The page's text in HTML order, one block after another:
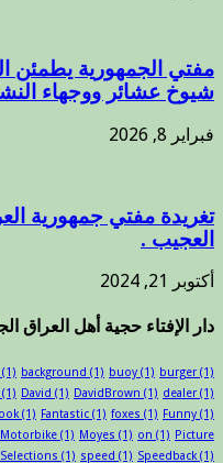
مفتي الجمهورية يطمئن
شيوخ عشائر ووجهاء
فبراير 8, 2026
تغريدة مفتي جمهورية
العجيب .
أكتوبر 21, 2024
دار الإفتاء حجية أهل العراق
(1) background (1) buoy (1) burger (1)
(1) David (1) DavidBrown (1) dealer (1)
(1) Fantastic (1) foxes (1) Funny (1)
Motorbike (1) Moyes (1) on (1) Picture
Selections (1) speed (1) Speedback(1)